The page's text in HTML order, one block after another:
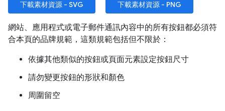
下載素材資源 - SVG 下載素材資源 - PNG
網站、應用程式或電子郵件通訊內容中的所有按鈕都必須符
合本頁的品牌規範，這類規範包括但不限於：
依據其他類似的按鈕或頁面元素設定按鈕尺寸
請勿變更按鈕的形狀和顏色
周圍留空